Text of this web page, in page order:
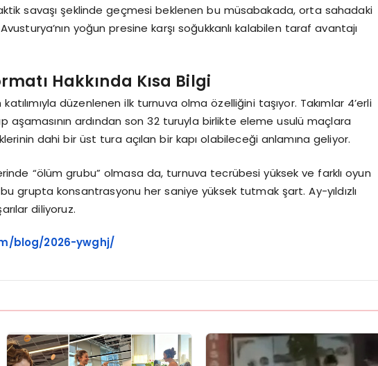
savaşı şeklinde geçmesi beklenen bu müsabakada, orta sahadaki
yoğun presine karşı soğukkanlı kalabilen taraf avantajı
Hakkında Kısa Bilgi
katılımıyla düzenlenen ilk turnuva olma özelliğini taşıyor. Takımlar 4’erli
ardından son 32 turuyla birlikte eleme usulü maçlara
dahi bir üst tura açılan bir kapı olabileceği anlamına geliyor.
“ölüm grubu” olmasa da, turnuva tecrübesi yüksek ve farklı oyun
bu grupta konsantrasyonu her saniye yüksek tutmak şart. Ay-yıldızlı
diliyoruz.
blog/2026-ywghj/